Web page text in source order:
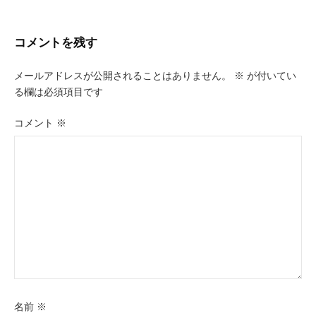
シ
ン
コメントを残す
メールアドレスが公開されることはありません。 ※ が付いてい
る欄は必須項目です
コメント ※
名前 ※